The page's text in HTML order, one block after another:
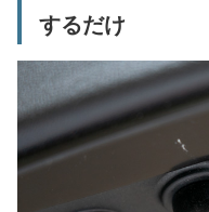
するだけ